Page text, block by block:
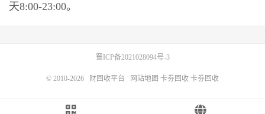
天8:00-23:00。
蜀ICP备2021028094号-3
© 2010-2026 财回收平台 网站地图 卡劵回收 卡劵回收